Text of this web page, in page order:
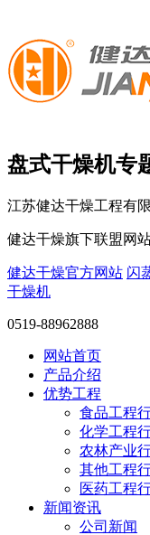
盘式干燥机专
江苏健达干燥工程有
健达干燥旗下联盟网
健达干燥官方网站 闪
干燥机
0519-88962888
网站首页
产品介绍
优势工程
食品工程
化学工程
农林产业
其他工程
医药工程
新闻资讯
公司新闻